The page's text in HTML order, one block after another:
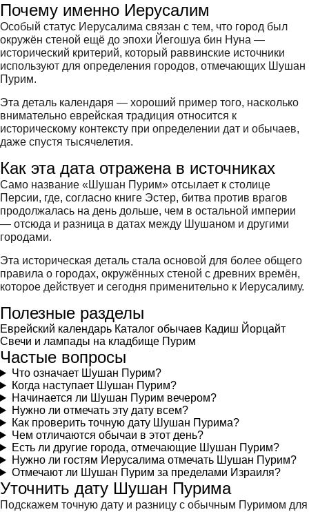
Почему именно Иерусалим
Особый статус Иерусалима связан с тем, что город был
окружён стеной ещё до эпохи Йегошуа бин Нуна —
исторический критерий, который раввинские источники
используют для определения городов, отмечающих Шушан
Пурим.
Эта деталь календаря — хороший пример того, насколько
внимательно еврейская традиция относится к
историческому контексту при определении дат и обычаев,
даже спустя тысячелетия.
Как эта дата отражена в источниках
Само название «Шушан Пурим» отсылает к столице
Персии, где, согласно книге Эстер, битва против врагов
продолжалась на день дольше, чем в остальной империи
— отсюда и разница в датах между Шушаном и другими
городами.
Эта историческая деталь стала основой для более общего
правила о городах, окружённых стеной с древних времён,
которое действует и сегодня применительно к Иерусалиму.
Полезные разделы
Еврейский календарь Каталог обычаев Кадиш Йорцайт
Свечи и лампады на кладбище Пурим
Частые вопросы
Что означает Шушан Пурим?
Когда наступает Шушан Пурим?
Начинается ли Шушан Пурим вечером?
Нужно ли отмечать эту дату всем?
Как проверить точную дату Шушан Пурима?
Чем отличаются обычаи в этот день?
Есть ли другие города, отмечающие Шушан Пурим?
Нужно ли гостям Иерусалима отмечать Шушан Пурим?
Отмечают ли Шушан Пурим за пределами Израиля?
Уточнить дату Шушан Пурима
Подскажем точную дату и разницу с обычным Пуримом для